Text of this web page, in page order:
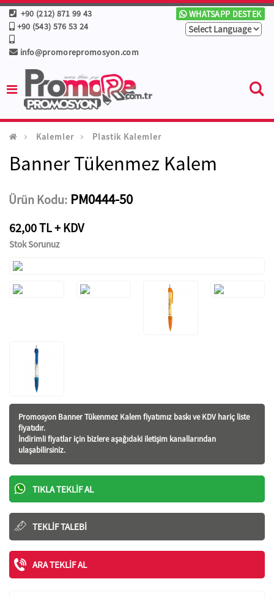
+90 (212) 871 99 43
+90 (543) 576 53 24
info@promorepromosyon.com
WHATSAPP DESTEK
Kalemler Plastik Kalemler
Banner Tükenmez Kalem
Ürün Kodu: PM0444-50
62,00 TL + KDV
Stok Sorunuz
Promosyon Banner Tükenmez Kalem fiyatımız baskı ve KDV hariç liste
fiyatıdır.
İndirimli fiyatlar için bizlere aşağıdaki iletişim kanallarından
ulaşabilirsiniz.
TIKLA TEKLIF AL
TEKLIF TALEBI
ARA TEKLIF AL